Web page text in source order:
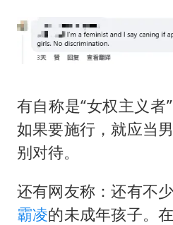
有自称是“女权主义者
如果要施行，就应当
别对待。
还有网友称：还有不
霸凌的未成年孩子。